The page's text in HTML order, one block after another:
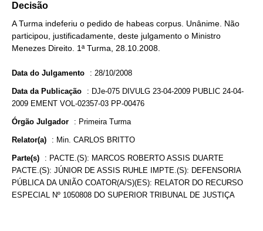
Decisão
A Turma indeferiu o pedido de habeas corpus. Unânime. Não
participou, justificadamente, deste julgamento o Ministro
Menezes Direito. 1ª Turma, 28.10.2008.
Data do Julgamento : 28/10/2008
Data da Publicação : DJe-075 DIVULG 23-04-2009 PUBLIC 24-04-
2009 EMENT VOL-02357-03 PP-00476
Órgão Julgador : Primeira Turma
Relator(a) : Min. CARLOS BRITTO
Parte(s) : PACTE.(S): MARCOS ROBERTO ASSIS DUARTE
PACTE.(S): JÚNIOR DE ASSIS RUHLE IMPTE.(S): DEFENSORIA
PÚBLICA DA UNIÃO COATOR(A/S)(ES): RELATOR DO RECURSO
ESPECIAL Nº 1050808 DO SUPERIOR TRIBUNAL DE JUSTIÇA